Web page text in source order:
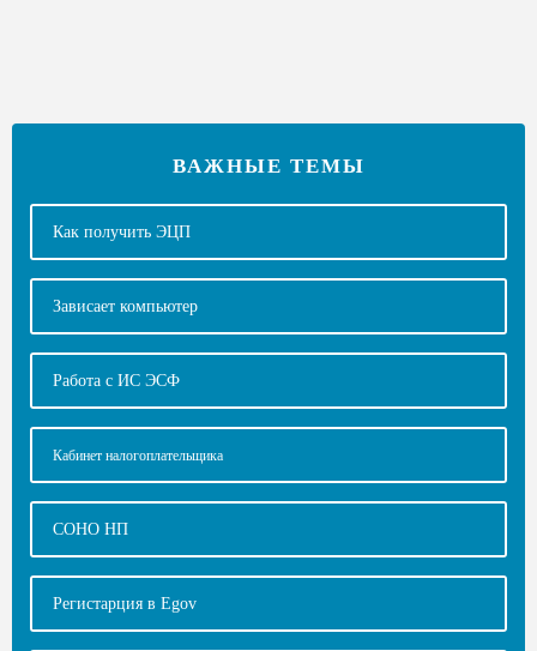
ВАЖНЫЕ ТЕМЫ
Как получить ЭЦП
Зависает компьютер
Работа с ИС ЭСФ
Кабинет налогоплательщика
СОНО НП
Регистарция в Egov